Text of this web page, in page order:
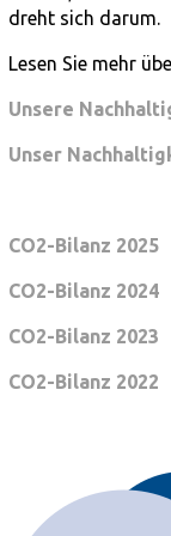
dreht sich darum.
Lesen Sie mehr
Unsere
Unser
CO2-Bilanz 2025
CO2-Bilanz 2024
CO2-Bilanz 2023
CO2-Bilanz 2022